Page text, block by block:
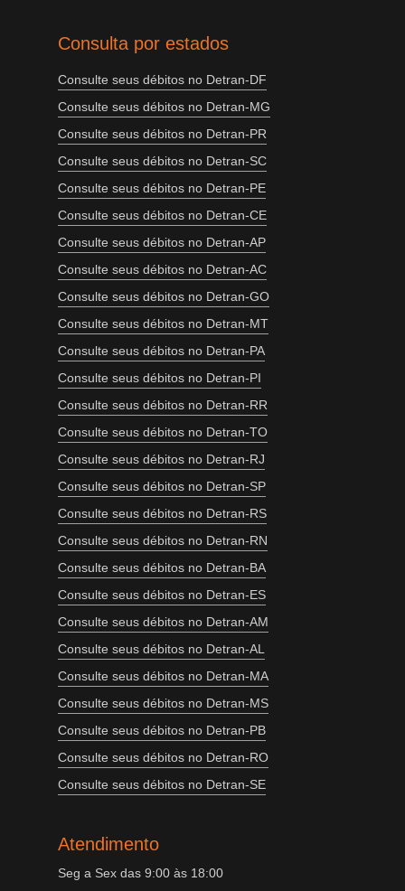
Consulta por estados
Consulte seus débitos no Detran-DF
Consulte seus débitos no Detran-MG
Consulte seus débitos no Detran-PR
Consulte seus débitos no Detran-SC
Consulte seus débitos no Detran-PE
Consulte seus débitos no Detran-CE
Consulte seus débitos no Detran-AP
Consulte seus débitos no Detran-AC
Consulte seus débitos no Detran-GO
Consulte seus débitos no Detran-MT
Consulte seus débitos no Detran-PA
Consulte seus débitos no Detran-PI
Consulte seus débitos no Detran-RR
Consulte seus débitos no Detran-TO
Consulte seus débitos no Detran-RJ
Consulte seus débitos no Detran-SP
Consulte seus débitos no Detran-RS
Consulte seus débitos no Detran-RN
Consulte seus débitos no Detran-BA
Consulte seus débitos no Detran-ES
Consulte seus débitos no Detran-AM
Consulte seus débitos no Detran-AL
Consulte seus débitos no Detran-MA
Consulte seus débitos no Detran-MS
Consulte seus débitos no Detran-PB
Consulte seus débitos no Detran-RO
Consulte seus débitos no Detran-SE
Atendimento
Seg a Sex das 9:00 às 18:00